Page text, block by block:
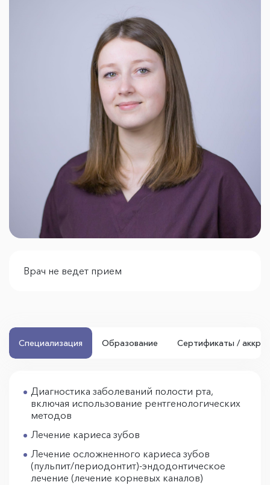
Врач не ведет прием
Специализация Образование Сертификаты /
Диагностика заболеваний полости рта,
включая использование рентгенологических
методов
Лечение кариеса зубов
Лечение осложненного кариеса зубов
(пульпит/периодонтит)-эндодонтическое
лечение (лечение корневых каналов)